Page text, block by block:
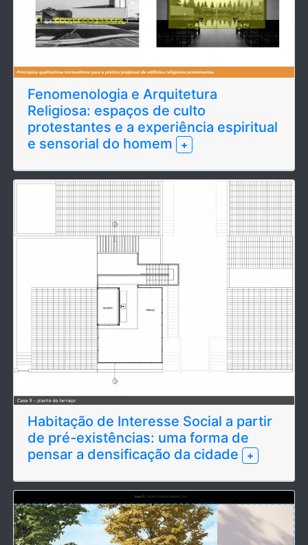
Fenomenologia e Arquitetura
Religiosa: espaços de culto
protestantes e a experiência espiritual
e sensorial do homem
+
Habitação de Interesse Social a partir
de pré-existências: uma forma de
pensar a densificação da cidade
+